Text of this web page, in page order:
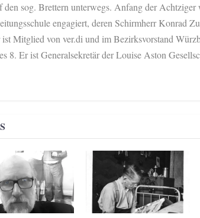
sog. Brettern unterwegs. Anfang der Achtziger
engagiert, deren Schirmherr Konrad
Mitglied von ver.di und im Bezirksvorstand
8. Er ist Generalsekretär der Louise Aston